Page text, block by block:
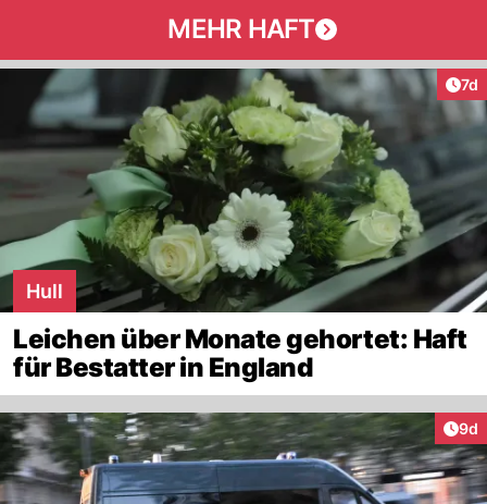
MEHR HAFT
7d
Hull
Leichen über Monate gehortet: Haft
für Bestatter in England
9d